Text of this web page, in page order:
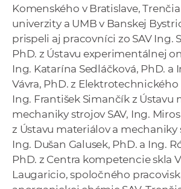
Komenského v Bratislave,
univerzity a UMB v Banskej
prispeli aj pracovníci zo SAV Ing.
PhD. z Ústavu experimentálnej
Ing. Katarína Sedláčková, PhD. a
Vávra, PhD. z Elektrotechnického
Ing. František Simančík z Ústavu
mechaniky strojov SAV, Ing.
z Ústavu materiálov a mechaniky
Ing. Dušan Galusek, PhD. a Ing.
PhD. z Centra kompetencie skla
Laugaricio, spoločného